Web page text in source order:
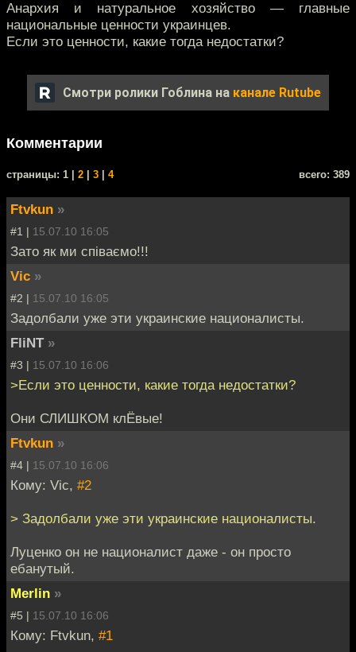
Анархия и натуральное хозяйство — главные
национальные ценности украинцев.
Если это ценности, какие тогда недостатки?
Смотри ролики Гоблина на канале Rutube
Комментарии
cтраницы: 1 | 2 3 4 всего: 389
Ftvkun »
#1 | 15.07.10 16:05
Зато як ми співаємо!!!
Vic »
#2 | 15.07.10 16:05
Задолбали уже эти украинские националисты.
FliNT »
#3 | 15.07.10 16:06
>Если это ценности, какие тогда недостатки?
Они СЛИШКОМ клЁвые!
Ftvkun »
#4 | 15.07.10 16:06
Кому: Vic, #2
> Задолбали уже эти украинские националисты.
Луценко он не националист даже - он просто
ебанутый.
Merlin »
#5 | 15.07.10 16:06
Кому: Ftvkun, #1